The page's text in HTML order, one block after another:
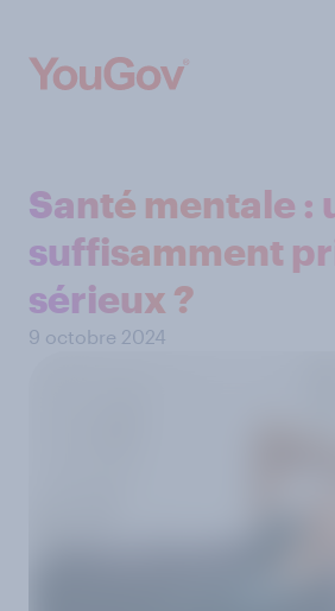
Santé mentale :
suffisamment
sérieux ?
9 octobre 2024